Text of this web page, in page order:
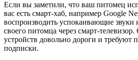
Если вы заметили, что ваш питомец
вас есть смарт-хаб, например Google
воспроизводить успокаивающие звуки
своего питомца через смарт-
устройств довольно дороги и требуют
подписки.